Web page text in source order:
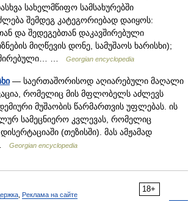
სახელმწიფო სამსახურებში
შემდეგ კატეგორიებად დაიყოს:
და შედეგებთან დაკავშირებული
მიღწევის დონე, სამუშაოს ხარისხი);
…
Georgian encyclopedia
— საერთაშორისოდ აღიარებული მაღალი
რომელიც მის მფლობელს აძლევს
მუშაობის წარმართვის უფლებას. ის
სამეცნიერო კვლევას, რომელიც
(თეზისში). მას ამჟამად
Georgian encyclopedia
18+
Реклама на сайте